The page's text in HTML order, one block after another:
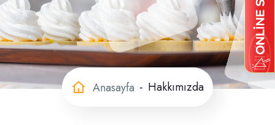
Anasayfa Hakkımızda